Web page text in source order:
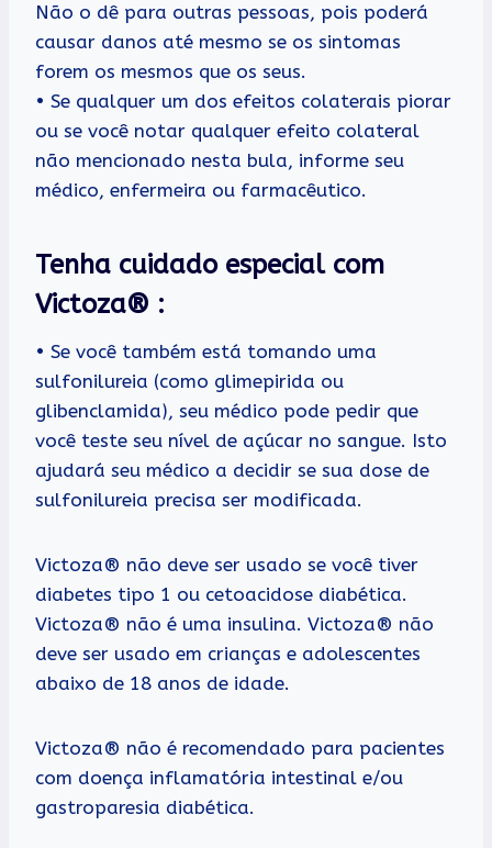
Não o dê para outras pessoas, pois poderá
causar danos até mesmo se os sintomas
forem os mesmos que os seus.
• Se qualquer um dos efeitos colaterais piorar
ou se você notar qualquer efeito colateral
não mencionado nesta bula, informe seu
médico, enfermeira ou farmacêutico.
Tenha cuidado especial com
Victoza® :
• Se você também está tomando uma
sulfonilureia (como glimepirida ou
glibenclamida), seu médico pode pedir que
você teste seu nível de açúcar no sangue. Isto
ajudará seu médico a decidir se sua dose de
sulfonilureia precisa ser modificada.
Victoza® não deve ser usado se você tiver
diabetes tipo 1 ou cetoacidose diabética.
Victoza® não é uma insulina. Victoza® não
deve ser usado em crianças e adolescentes
abaixo de 18 anos de idade.
Victoza® não é recomendado para pacientes
com doença inflamatória intestinal e/ou
gastroparesia diabética.